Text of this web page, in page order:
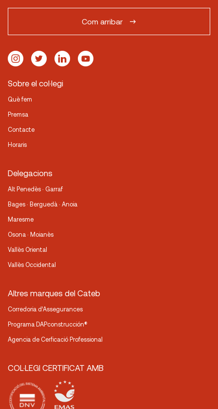
Com arribar
Sobre el col·legi
Què fem
Premsa
Contacte
Horaris
Delegacions
Alt Penedès · Garraf
Bages · Berguedà · Anoia
Maresme
Osona · Moianès
Vallès Oriental
Vallès Occidental
Altres marques del Cateb
Corredoria d’Assegurances
Programa DAPconstrucción®
Agencia de Cerficació Professional
COL·LEGI CERTIFICAT AMB